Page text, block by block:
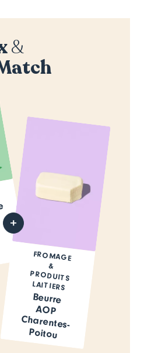
&
FROMAGE
&
PRODUITS
LAITIERS
Beurre
AOP
Charentes-
Poitou